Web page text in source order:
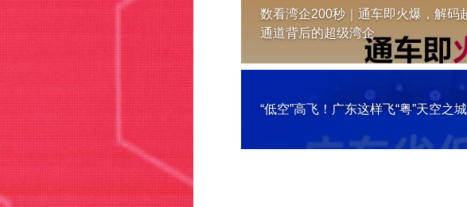
数看湾企200秒｜通车即火爆，解码
通道背后的超级湾企
“低空”高飞！广东这样飞“粤”天空之城